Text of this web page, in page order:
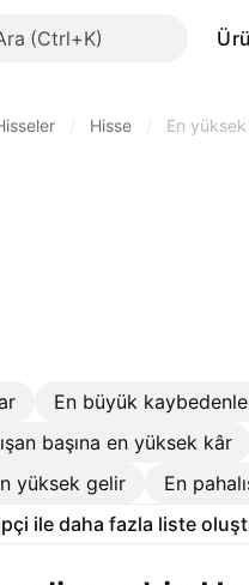
Hisse En
En büyük
başına en yüksek kâr
yüksek gelir En
ile daha fazla liste